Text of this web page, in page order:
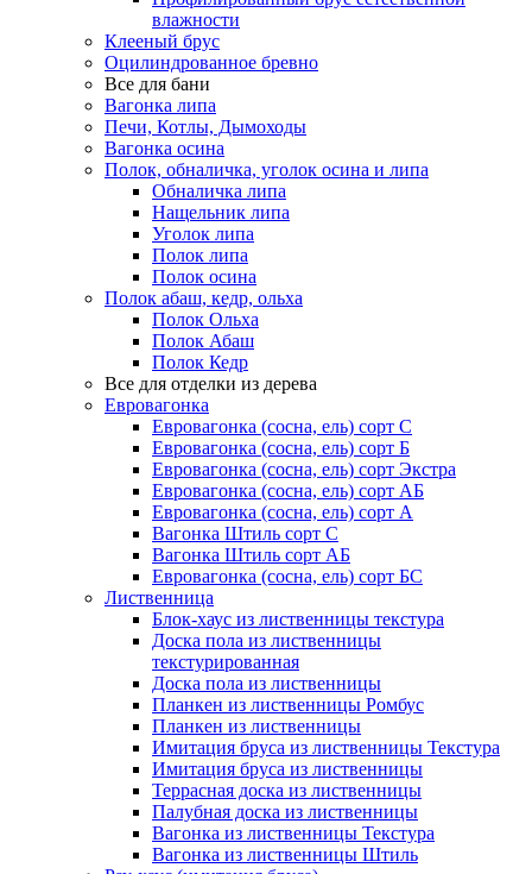
влажности
Клееный брус
Оцилиндрованное бревно
Все для бани
Вагонка липа
Печи, Котлы, Дымоходы
Вагонка осина
Полок, обналичка, уголок осина и липа
Обналичка липа
Нащельник липа
Уголок липа
Полок липа
Полок осина
Полок абаш, кедр, ольха
Полок Ольха
Полок Абаш
Полок Кедр
Все для отделки из дерева
Евровагонка
Евровагонка (сосна, ель) сорт С
Евровагонка (сосна, ель) сорт Б
Евровагонка (сосна, ель) сорт Экстра
Евровагонка (сосна, ель) сорт АБ
Евровагонка (сосна, ель) сорт А
Вагонка Штиль сорт С
Вагонка Штиль сорт АБ
Евровагонка (сосна, ель) сорт БС
Лиственница
Блок-хаус из лиственницы текстура
Доска пола из лиственницы
текстурированная
Доска пола из лиственницы
Планкен из лиственницы Ромбус
Планкен из лиственницы
Имитация бруса из лиственницы Текстура
Имитация бруса из лиственницы
Террасная доска из лиственницы
Палубная доска из лиственницы
Вагонка из лиственницы Текстура
Вагонка из лиственницы Штиль